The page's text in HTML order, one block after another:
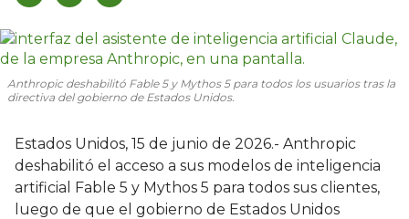
Anthropic deshabilitó Fable 5 y Mythos 5 para todos los usuarios tras la
directiva del gobierno de Estados Unidos.
Estados Unidos, 15 de junio de 2026.- Anthropic
deshabilitó el acceso a sus modelos de inteligencia
artificial Fable 5 y Mythos 5 para todos sus clientes,
luego de que el gobierno de Estados Unidos